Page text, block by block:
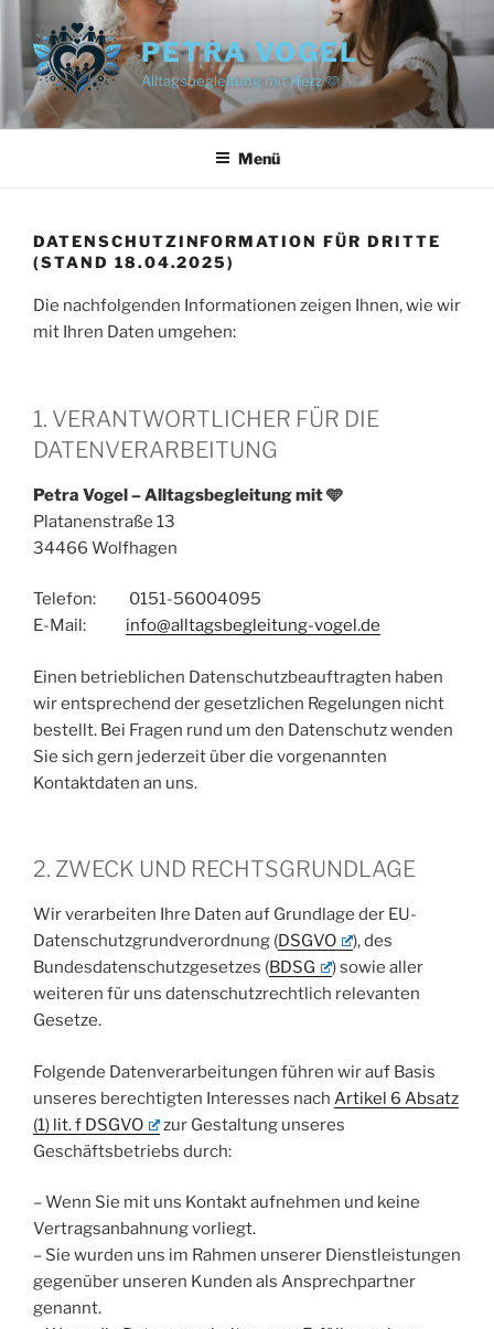
Inhalt
springen
PETRA VOGEL
Alltagsbegleitung mit Herz 🩵
Menü
DATENSCHUTZINFORMATION FÜR DRITTE
(STAND 18.04.2025)
Die nachfolgenden Informationen zeigen Ihnen, wie wir
mit Ihren Daten umgehen:
1. VERANTWORTLICHER FÜR DIE
DATENVERARBEITUNG
Petra Vogel – Alltagsbegleitung mit 🩵
Platanenstraße 13
34466 Wolfhagen
Telefon: 0151-56004095
E-Mail: info@alltagsbegleitung-vogel.de
Einen betrieblichen Datenschutzbeauftragten haben
wir entsprechend der gesetzlichen Regelungen nicht
bestellt. Bei Fragen rund um den Datenschutz wenden
Sie sich gern jederzeit über die vorgenannten
Kontaktdaten an uns.
2. ZWECK UND RECHTSGRUNDLAGE
Wir verarbeiten Ihre Daten auf Grundlage der EU-
Datenschutzgrundverordnung (DSGVO
), des
Bundesdatenschutzgesetzes (BDSG
) sowie aller
weiteren für uns datenschutzrechtlich relevanten
Gesetze.
Folgende Datenverarbeitungen führen wir auf Basis
unseres berechtigten Interesses nach Artikel 6 Absatz
(1) lit. f DSGVO
zur Gestaltung unseres
Geschäftsbetriebs durch:
– Wenn Sie mit uns Kontakt aufnehmen und keine
Vertragsanbahnung vorliegt.
– Sie wurden uns im Rahmen unserer Dienstleistungen
gegenüber unseren Kunden als Ansprechpartner
genannt.